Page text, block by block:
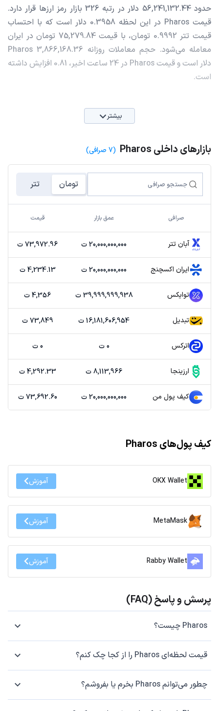
حدود 56,241,132.44 دلار در رتبه 326 بازار رمز ارزها قرار دارد.
قیمت Pharos در این لحظه 0.3958 دلار است که با احتساب
قیمت تتر 0.9992 تومان، با قیمت 75,279.84 تومان در ایران
معامله می‌شود. حجم معاملات روزانه Pharos 3,866,168.36
دلار است و قیمت Pharos در 24 ساعت اخیر، 0.81 افزایش داشته
است.
بیشتر
بازارهای داخلی Pharos (7 صرافی)
تومان تتر
صرافی عمق بازار قیمت
آبان تتر 20,000,000,000 ت 73,972.96 ت
ایران اکسچنج 20,000,000,000 ت 4,234.13 ت
توایکس 39,999,999,938 ت 4,356 ت
تبدیل 16,181,606,954 ت 73,849 ت
اترکس 0 ت 0 ت
ارزینجا 8,113,966 ت 4,292.33 ت
کیف پول من 20,000,000,000 ت 73,692.60 ت
کیف پول‌های Pharos
OKX Wallet آموزش
MetaMask آموزش
Rabby Wallet آموزش
پرسش و پاسخ (FAQ)
Pharos چیست؟
قیمت لحظه‌ای Pharos را از کجا چک کنم؟
چطور می‌توانم Pharos بخرم یا بفروشم؟